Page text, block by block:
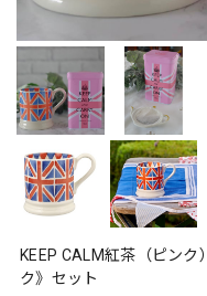
KEEP CALM紅茶（ピン
ク》セット